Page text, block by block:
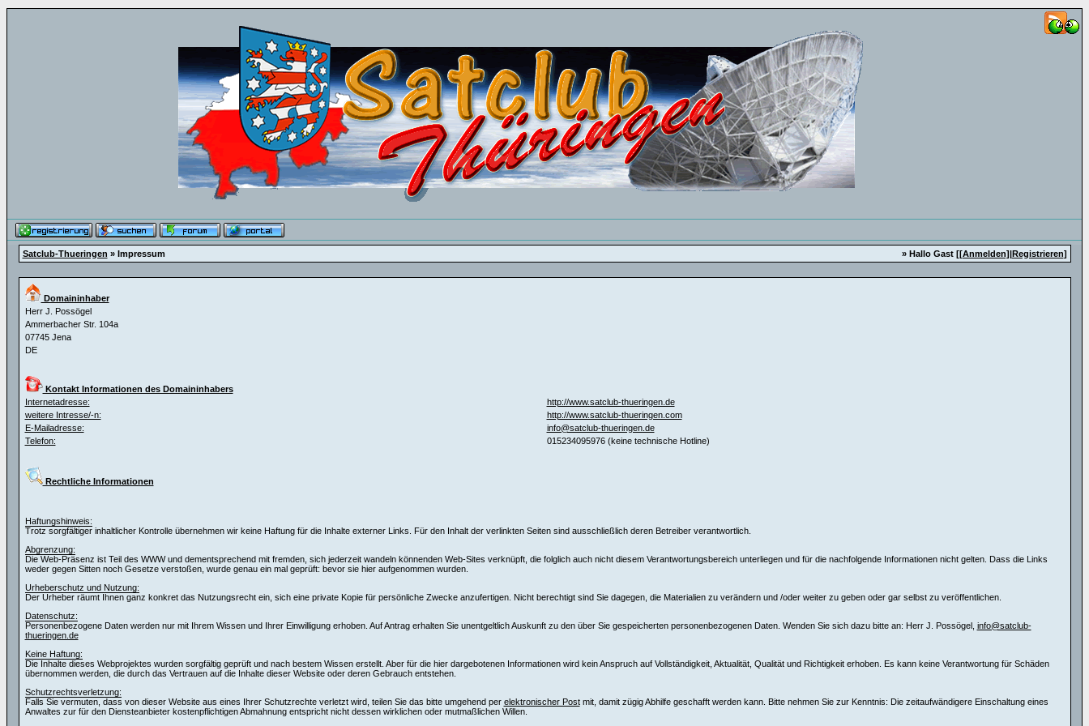
Satclub-Thueringen » Impressum » Hallo Gast [[Anmelden]|Registrieren]
Domaininhaber
Herr J. Possögel
Ammerbacher Str. 104a
07745 Jena
DE
Kontakt Informationen des Domaininhabers
Internetadresse:
http://www.satclub-thueringen.de
weitere Intresse/-n:
http://www.satclub-thueringen.com
E-Mailadresse:
info@satclub-thueringen.de
Telefon:
015234095976 (keine technische Hotline)
Rechtliche Informationen
Haftungshinweis:
Trotz sorgfältiger inhaltlicher Kontrolle übernehmen wir keine Haftung für die Inhalte externer Links. Für den Inhalt der verlinkten Seiten sind ausschließlich deren Betreiber verantwortlich.
Abgrenzung:
Die Web-Präsenz ist Teil des WWW und dementsprechend mit fremden, sich jederzeit wandeln könnenden Web-Sites verknüpft, die folglich auch nicht diesem Verantwortungsbereich unterliegen und für die nachfolgende Informationen nicht gelten. Dass die Links
weder gegen Sitten noch Gesetze verstoßen, wurde genau ein mal geprüft: bevor sie hier aufgenommen wurden.
Urheberschutz und Nutzung:
Der Urheber räumt Ihnen ganz konkret das Nutzungsrecht ein, sich eine private Kopie für persönliche Zwecke anzufertigen. Nicht berechtigt sind Sie dagegen, die Materialien zu verändern und /oder weiter zu geben oder gar selbst zu veröffentlichen.
Datenschutz:
Personenbezogene Daten werden nur mit Ihrem Wissen und Ihrer Einwilligung erhoben. Auf Antrag erhalten Sie unentgeltlich Auskunft zu den über Sie gespeicherten personenbezogenen Daten. Wenden Sie sich dazu bitte an: Herr J. Possögel, info@satclub-
thueringen.de
Keine Haftung:
Die Inhalte dieses Webprojektes wurden sorgfältig geprüft und nach bestem Wissen erstellt. Aber für die hier dargebotenen Informationen wird kein Anspruch auf Vollständigkeit, Aktualität, Qualität und Richtigkeit erhoben. Es kann keine Verantwortung für Schäden
übernommen werden, die durch das Vertrauen auf die Inhalte dieser Website oder deren Gebrauch entstehen.
Schutzrechtsverletzung:
Falls Sie vermuten, dass von dieser Website aus eines Ihrer Schutzrechte verletzt wird, teilen Sie das bitte umgehend per elektronischer Postmit, damit zügig Abhilfe geschafft werden kann. Bitte nehmen Sie zur Kenntnis: Die zeitaufwändigere Einschaltung eines
Anwaltes zur für den Diensteanbieter kostenpflichtigen Abmahnung entspricht nicht dessen wirklichen oder mutmaßlichen Willen.